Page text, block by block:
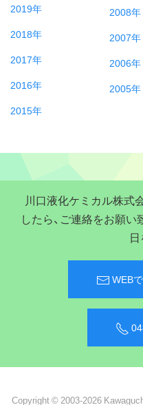
2019年
2018年
2017年
2016年
2015年
2008年
2007年
2006年
2005年
川口液化ケミカル株式
したら、ご連絡をお願い
日
WEB
Copyright © 2003-2026